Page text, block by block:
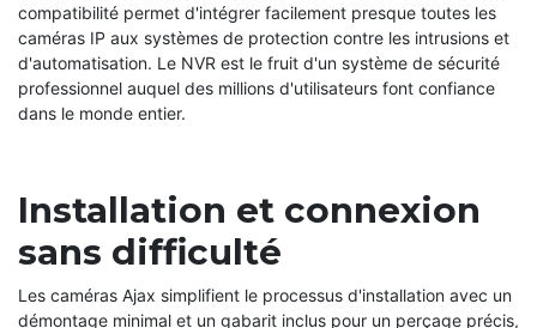
compatibilité permet d'intégrer facilement presque toutes les
caméras IP aux systèmes de protection contre les intrusions et
d'automatisation. Le NVR est le fruit d'un système de sécurité
professionnel auquel des millions d'utilisateurs font confiance
dans le monde entier.
Installation et connexion
sans difficulté
Les caméras Ajax simplifient le processus d'installation avec un
démontage minimal et un gabarit inclus pour un perçage précis,